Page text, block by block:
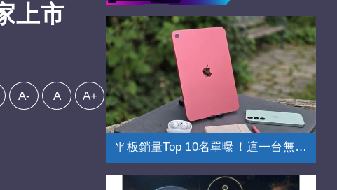
上市
A- A A+
平板銷量Top 10名單曝！這一台無懸念奪冠